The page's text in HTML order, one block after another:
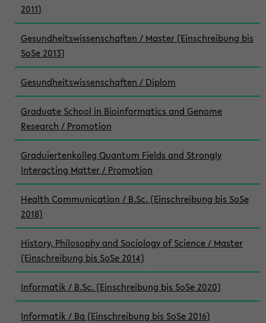
2011)
Gesundheitswissenschaften / Master (Einschreibung bis
SoSe 2013)
Gesundheitswissenschaften / Diplom
Graduate School in Bioinformatics and Genome
Research / Promotion
Graduiertenkolleg Quantum Fields and Strongly
Interacting Matter / Promotion
Health Communication / B.Sc. (Einschreibung bis SoSe
2018)
History, Philosophy and Sociology of Science / Master
(Einschreibung bis SoSe 2014)
Informatik / B.Sc. (Einschreibung bis SoSe 2020)
Informatik / Ba (Einschreibung bis SoSe 2016)